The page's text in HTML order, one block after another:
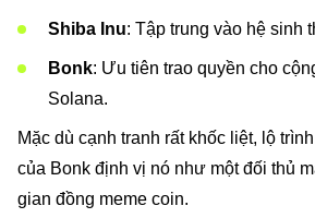
Shiba Inu: Tập trung vào hệ sinh
Bonk: Ưu tiên trao quyền cho
Solana.
Mặc dù cạnh tranh rất khốc liệt, lộ
của Bonk định vị nó như một đối thủ
gian đồng meme coin.